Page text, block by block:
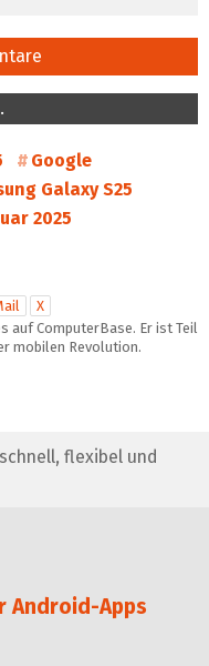
Google
Galaxy S25
2025
X
auf ComputerBase. Er ist Teil
mobilen Revolution.
flexibel und
Android-Apps